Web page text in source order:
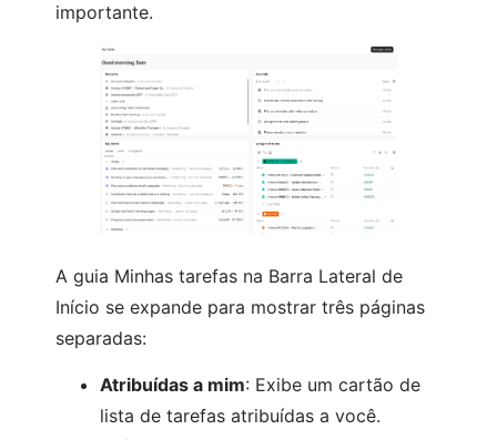
importante.
A guia Minhas tarefas na Barra Lateral de
Início se expande para mostrar três páginas
separadas:
Atribuídas a mim: Exibe um cartão de
lista de tarefas atribuídas a você.